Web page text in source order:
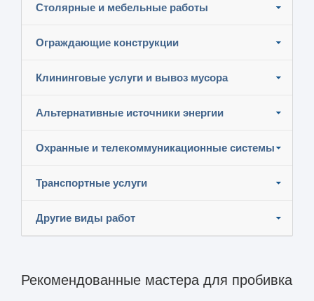
Столярные и мебельные работы
Ограждающие конструкции
Клининговые услуги и вывоз мусора
Альтернативные источники энергии
Охранные и телекоммуникационные системы
Транспортные услуги
Другие виды работ
Рекомендованные мастера для пробивка